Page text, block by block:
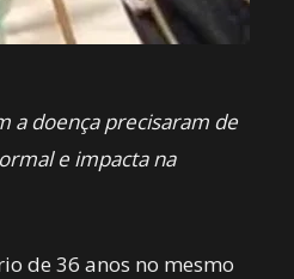
a doença precisaram de
e impacta na
de 36 anos no mesmo